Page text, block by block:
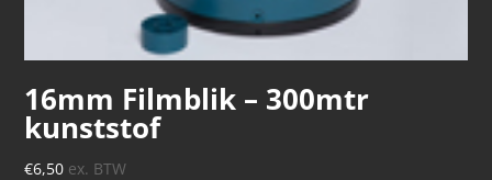
16mm Filmblik – 300mtr
kunststof
€6,50 ex. BTW